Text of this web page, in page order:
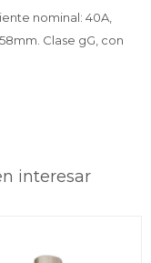
nominal: 40A,
Clase gG, con
interesar